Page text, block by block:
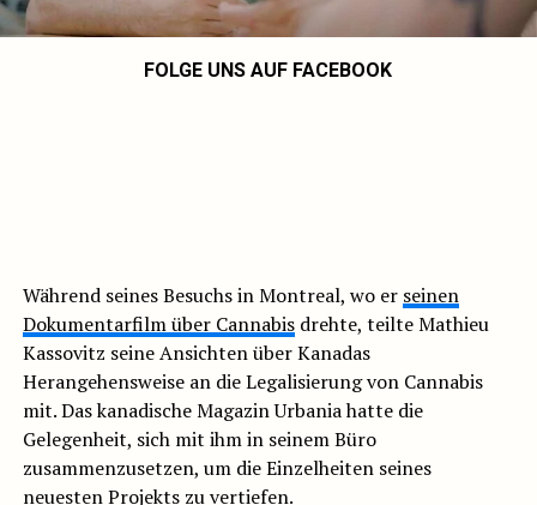
FOLGE UNS AUF FACEBOOK
Während seines Besuchs in Montreal, wo er seinen
Dokumentarfilm über Cannabisdrehte, teilte Mathieu
Kassovitz seine Ansichten über Kanadas
Herangehensweise an die Legalisierung von Cannabis
mit. Das kanadische Magazin Urbania hatte die
Gelegenheit, sich mit ihm in seinem Büro
zusammenzusetzen, um die Einzelheiten seines
neuesten Projekts zu vertiefen.